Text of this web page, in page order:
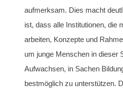
aufmerksam. Dies macht
ist, dass alle Institutionen, die
arbeiten, Konzepte und
um junge Menschen in dieser
Aufwachsen, in Sachen
bestmöglich zu unterstützen.